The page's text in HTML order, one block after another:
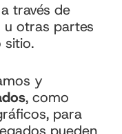
través de
u otras partes
sitio.
y
, como
para